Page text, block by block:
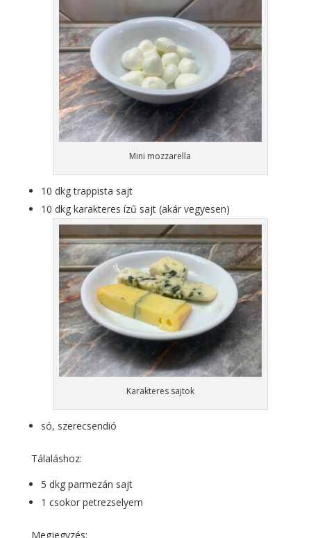
Mini mozzarella
10 dkg trappista sajt
10 dkg karakteres ízű sajt (akár vegyesen)
Karakteres sajtok
só, szerecsendió
Tálaláshoz:
5 dkg parmezán sajt
1 csokor petrezselyem
Megjegyzés: